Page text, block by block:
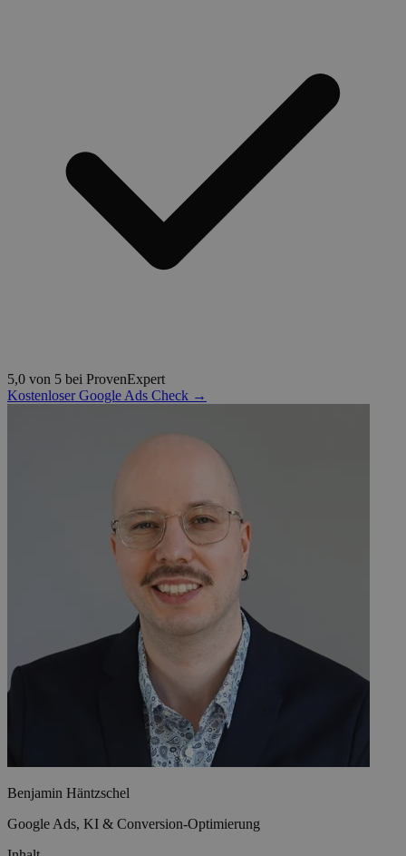
5,0 von 5 bei ProvenExpert
Kostenloser Google Ads Check →
Benjamin Häntzschel
Google Ads, KI & Conversion-Optimierung